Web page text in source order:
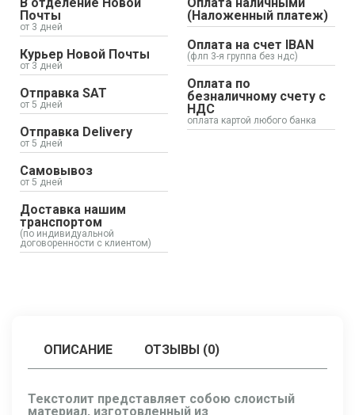
Почты
от 3 дней
Курьер Новой Почты
от 3 дней
Отправка SAT
от 5 дней
Отправка Delivery
от 5 дней
Самовывоз
от 5 дней
Доставка нашим
транспортом
(по индивидуальной
договоренности с клиентом)
(Наложенный платеж)
Оплата на счет IBAN
(флп 3-я группа без ндс)
Оплата по
безналичному счету с
НДС
оплата картой любого банка
ОПИСАНИЕ ОТЗЫВЫ (0)
Текстолит представляет собою слоистый
материал, изготовленный из